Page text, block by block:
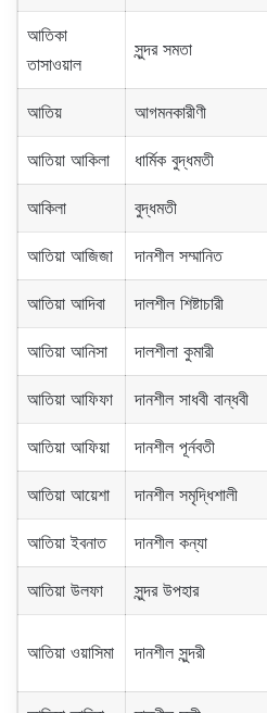
আতিকা
তাসাওয়াল
সুন্দর সমতা
আতিয় আগমনকারীণী
আতিয়া আকিলা ধার্মিক বুদ্ধমতী
আকিলা বুদ্ধমতী
আতিয়া আজিজা দানশীল সম্মানিত
আতিয়া আদিবা দালশীল শিষ্টাচারী
আতিয়া আনিসা দালশীলা কুমারী
আতিয়া আফিফা দানশীল সাধবী বান্ধবী
আতিয়া আফিয়া দানশীল পূর্নবতী
আতিয়া আয়েশা দানশীল সমৃদ্ধিশালী
আতিয়া ইবনাত দানশীল কন্যা
আতিয়া উলফা সুন্দর উপহার
আতিয়া ওয়াসিমা দানশীল সুন্দরী